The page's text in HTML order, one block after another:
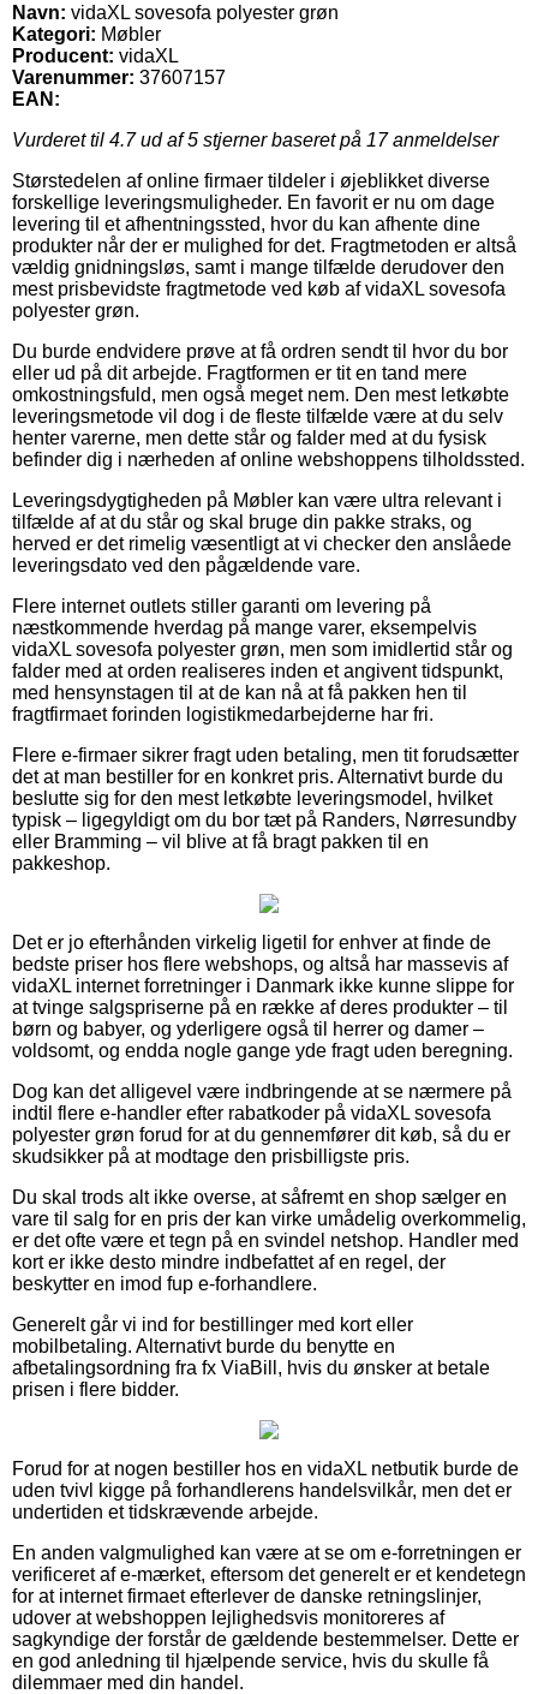
Navn: vidaXL sovesofa polyester grøn
Kategori: Møbler
Producent: vidaXL
Varenummer: 37607157
EAN:
Vurderet til 4.7ud af 5 stjerner baseret på 17anmeldelser
Størstedelen af online firmaer tildeler i øjeblikket diverse
forskellige leveringsmuligheder. En favorit er nu om dage
levering til et afhentningssted, hvor du kan afhente dine
produkter når der er mulighed for det. Fragtmetoden er altså
vældig gnidningsløs, samt i mange tilfælde derudover den
mest prisbevidste fragtmetode ved køb af vidaXL sovesofa
polyester grøn.
Du burde endvidere prøve at få ordren sendt til hvor du bor
eller ud på dit arbejde. Fragtformen er tit en tand mere
omkostningsfuld, men også meget nem. Den mest letkøbte
leveringsmetode vil dog i de fleste tilfælde være at du selv
henter varerne, men dette står og falder med at du fysisk
befinder dig i nærheden af online webshoppens tilholdssted.
Leveringsdygtigheden på Møbler kan være ultra relevant i
tilfælde af at du står og skal bruge din pakke straks, og
herved er det rimelig væsentligt at vi checker den anslåede
leveringsdato ved den pågældende vare.
Flere internet outlets stiller garanti om levering på
næstkommende hverdag på mange varer, eksempelvis
vidaXL sovesofa polyester grøn, men som imidlertid står og
falder med at orden realiseres inden et angivent tidspunkt,
med hensynstagen til at de kan nå at få pakken hen til
fragtfirmaet forinden logistikmedarbejderne har fri.
Flere e-firmaer sikrer fragt uden betaling, men tit forudsætter
det at man bestiller for en konkret pris. Alternativt burde du
beslutte sig for den mest letkøbte leveringsmodel, hvilket
typisk – ligegyldigt om du bor tæt på Randers, Nørresundby
eller Bramming – vil blive at få bragt pakken til en
pakkeshop.
Det er jo efterhånden virkelig ligetil for enhver at finde de
bedste priser hos flere webshops, og altså har massevis af
vidaXL internet forretninger i Danmark ikke kunne slippe for
at tvinge salgspriserne på en række af deres produkter – til
børn og babyer, og yderligere også til herrer og damer –
voldsomt, og endda nogle gange yde fragt uden beregning.
Dog kan det alligevel være indbringende at se nærmere på
indtil flere e-handler efter rabatkoder på vidaXL sovesofa
polyester grøn forud for at du gennemfører dit køb, så du er
skudsikker på at modtage den prisbilligste pris.
Du skal trods alt ikke overse, at såfremt en shop sælger en
vare til salg for en pris der kan virke umådelig overkommelig,
er det ofte være et tegn på en svindel netshop. Handler med
kort er ikke desto mindre indbefattet af en regel, der
beskytter en imod fup e-forhandlere.
Generelt går vi ind for bestillinger med kort eller
mobilbetaling. Alternativt burde du benytte en
afbetalingsordning fra fx ViaBill, hvis du ønsker at betale
prisen i flere bidder.
Forud for at nogen bestiller hos en vidaXL netbutik burde de
uden tvivl kigge på forhandlerens handelsvilkår, men det er
undertiden et tidskrævende arbejde.
En anden valgmulighed kan være at se om e-forretningen er
verificeret af e-mærket, eftersom det generelt er et kendetegn
for at internet firmaet efterlever de danske retningslinjer,
udover at webshoppen lejlighedsvis monitoreres af
sagkyndige der forstår de gældende bestemmelser. Dette er
en god anledning til hjælpende service, hvis du skulle få
dilemmaer med din handel.